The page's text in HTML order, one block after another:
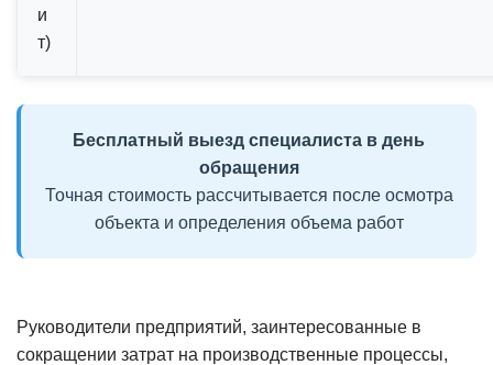
и
т)
Бесплатный выезд специалиста в день
обращения
Точная стоимость рассчитывается после осмотра
объекта и определения объема работ
Руководители предприятий, заинтересованные в
сокращении затрат на производственные процессы,